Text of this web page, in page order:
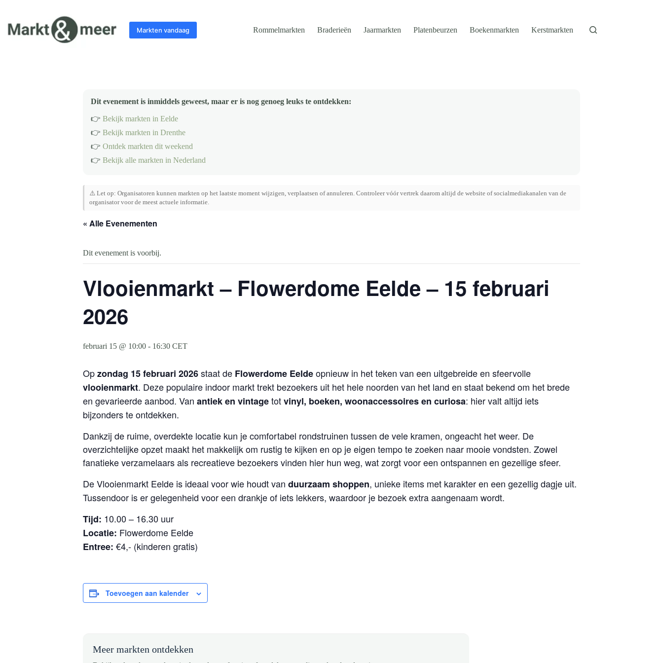
inhoud
Markten vandaag Rommelmarkten Braderieën Jaarmarkten Platenbeurzen Boekenmarkten Kerstmarkten
Dit evenement is inmiddels geweest, maar er is nog genoeg leuks te ontdekken:
👉 Bekijk markten in Eelde
👉 Bekijk markten in Drenthe
👉 Ontdek markten dit weekend
👉 Bekijk alle markten in Nederland
⚠️ Let op: Organisatoren kunnen markten op het laatste moment wijzigen, verplaatsen of annuleren. Controleer vóór vertrek daarom altijd de website of socialmediakanalen van de
organisator voor de meest actuele informatie.
« Alle Evenementen
Dit evenement is voorbij.
Vlooienmarkt – Flowerdome Eelde – 15 februari
2026
februari 15 @ 10:00 - 16:30 CET
Opzondag 15 februari 2026staat de Flowerdome Eeldeopnieuw in het teken van een uitgebreide en sfeervolle
vlooienmarkt. Deze populaire indoor markt trekt bezoekers uit het hele noorden van het land en staat bekend om het brede
en gevarieerde aanbod. Van antiek en vintagetotvinyl, boeken, woonaccessoires en curiosa: hier valt altijd iets
bijzonders te ontdekken.
Dankzij de ruime, overdekte locatie kun je comfortabel rondstruinen tussen de vele kramen, ongeacht het weer. De
overzichtelijke opzet maakt het makkelijk om rustig te kijken en op je eigen tempo te zoeken naar mooie vondsten. Zowel
fanatieke verzamelaars als recreatieve bezoekers vinden hier hun weg, wat zorgt voor een ontspannen en gezellige sfeer.
De Vlooienmarkt Eelde is ideaal voor wie houdt van duurzaam shoppen, unieke items met karakter en een gezellig dagje uit.
Tussendoor is er gelegenheid voor een drankje of iets lekkers, waardoor je bezoek extra aangenaam wordt.
Tijd: 10.00 – 16.30 uur
Locatie: Flowerdome Eelde
Entree: €4,- (kinderen gratis)
Toevoegen aan kalender
Meer markten ontdekken